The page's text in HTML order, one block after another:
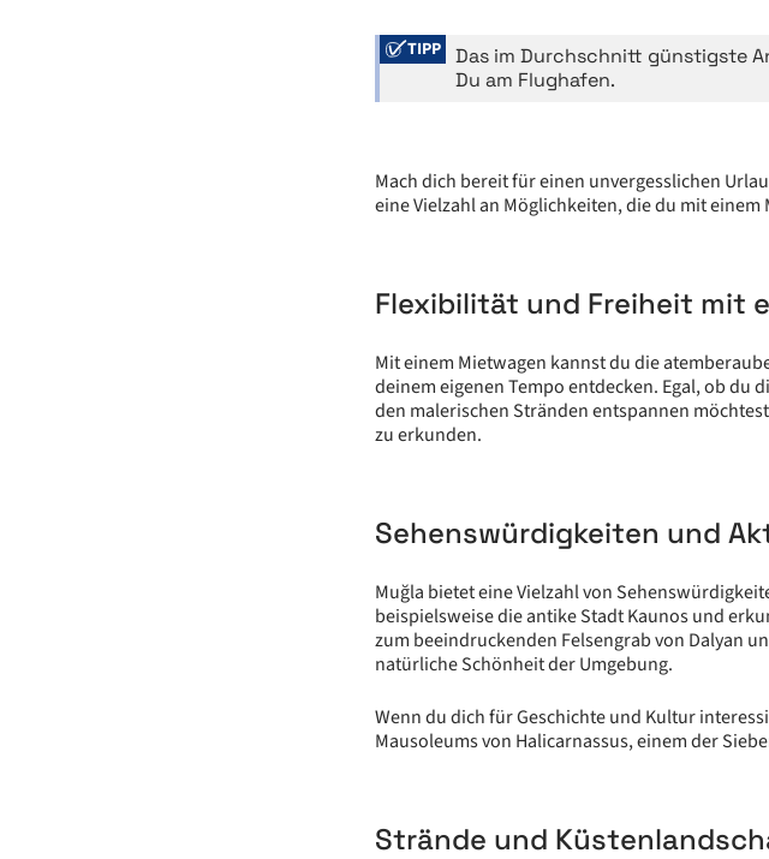
TIPP Das im Durchschnitt günstigste
Du am Flughafen.
Mach dich bereit für einen unvergesslichen
eine Vielzahl an Möglichkeiten, die du mit
Flexibilität und Freiheit mit
Mit einem Mietwagen kannst du die
deinem eigenen Tempo entdecken. Egal, ob du
den malerischen Stränden entspannen
zu erkunden.
Sehenswürdigkeiten und
Muğla bietet eine Vielzahl von
beispielsweise die antike Stadt Kaunos und
zum beeindruckenden Felsengrab von Dalyan
natürliche Schönheit der Umgebung.
Wenn du dich für Geschichte und Kultur
Mausoleums von Halicarnassus, einem der
Strände und